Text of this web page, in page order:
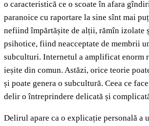
o caracteristică ce o scoate în afara
paranoice cu raportare la sine sînt mai
nefiind împărtășite de alții, rămîn izolate
psihotice, fiind neacceptate de membrii
subculturi. Internetul a amplificat enorm
ieșite din comun. Astăzi, orice teorie
și poate genera o subcultură. Ceea ce
delir o întreprindere delicată și
Delirul apare ca o explicație personală a